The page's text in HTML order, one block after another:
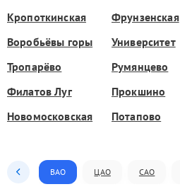
Кропоткинская
Фрунзенская
Воробьёвы горы
Университет
Тропарёво
Румянцево
Филатов Луг
Прокшино
Новомосковская
Потапово
ВАО ЦАО САО